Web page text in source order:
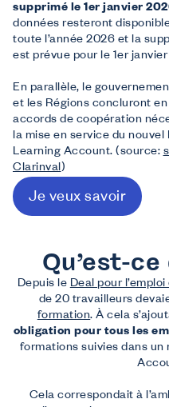
supprimé le 1er janvier
données resteront
toute l’année 2026 et la
est prévue pour le 1er
En parallèle, le
et les Régions concluront
accords de coopération
la mise en service du nouvel
Learning Account. (source:
Clarinval)
Je veux savoir
Qu’est-ce
Depuis leDeal pour
de 20 travailleurs
formation. À cela
obligation pour tous les
formations suivies dans un
Cela correspondait à